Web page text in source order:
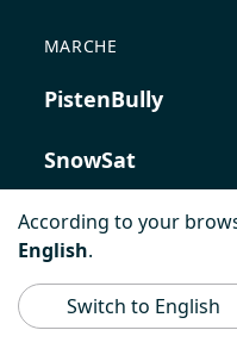
MARCHE
PistenBully
SnowSat
PowerBully
BeachTech
According to your
English.
Switch to English